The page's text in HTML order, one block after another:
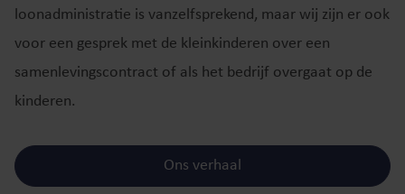
loonadministratie is vanzelfsprekend, maar wij zijn er ook
voor een gesprek met de kleinkinderen over een
samenlevingscontract of als het bedrijf overgaat op de
kinderen.
Ons verhaal